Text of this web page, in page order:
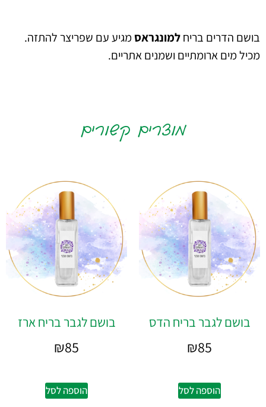
בושם הדרים בריחלמונגראסמגיע עם שפריצר להתזה.
מכיל מים ארומתיים ושמנים אתריים.
מוצרים קשורים
בושם לגבר בריח הדס
₪85
הוספה לסל
בושם לגבר בריח ארז
₪85
הוספה לסל